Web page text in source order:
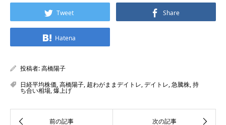
Tweet Share
Hatena
投稿者:高橋陽子
日経平均株価,高橋陽子, 超わがままデイトレ,デイトレ,急騰株,持
ち合い相場,爆上げ